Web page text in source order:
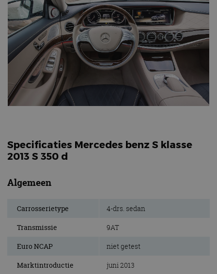
Specificaties Mercedes benz S klasse
2013 S 350 d
Algemeen
Carrosserietype 4-drs. sedan
Transmissie 9AT
Euro NCAP niet getest
Marktintroductie juni 2013